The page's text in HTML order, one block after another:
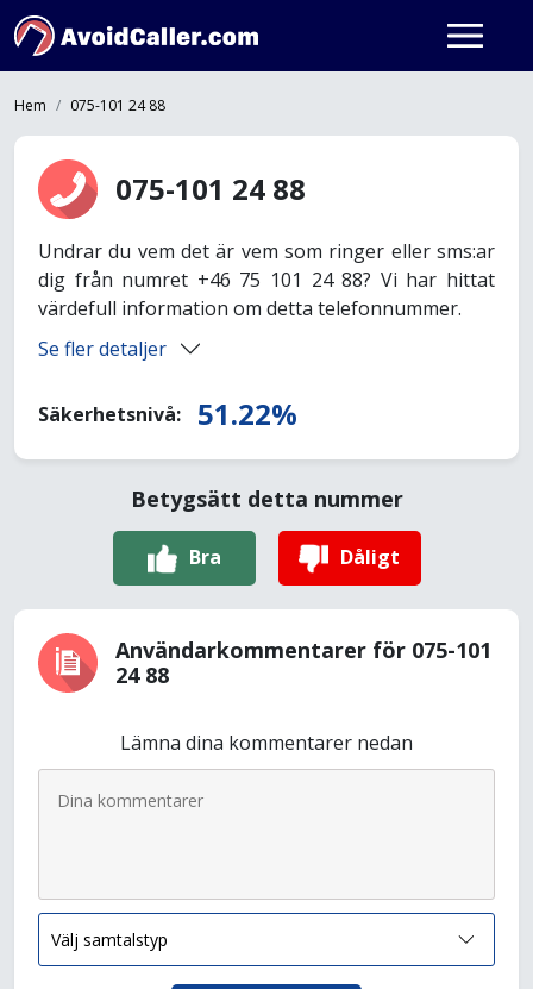
Hem 075-101 24 88
075-101 24 88
Undrar du vem det är vem som ringer eller sms:ar
dig från numret +46 75 101 24 88? Vi har hittat
värdefull information om detta telefonnummer.
Se fler detaljer
Säkerhetsnivå: 51.22%
Betygsätt detta nummer
Bra Dåligt
Användarkommentarer för 075-101
24 88
Lämna dina kommentarer nedan